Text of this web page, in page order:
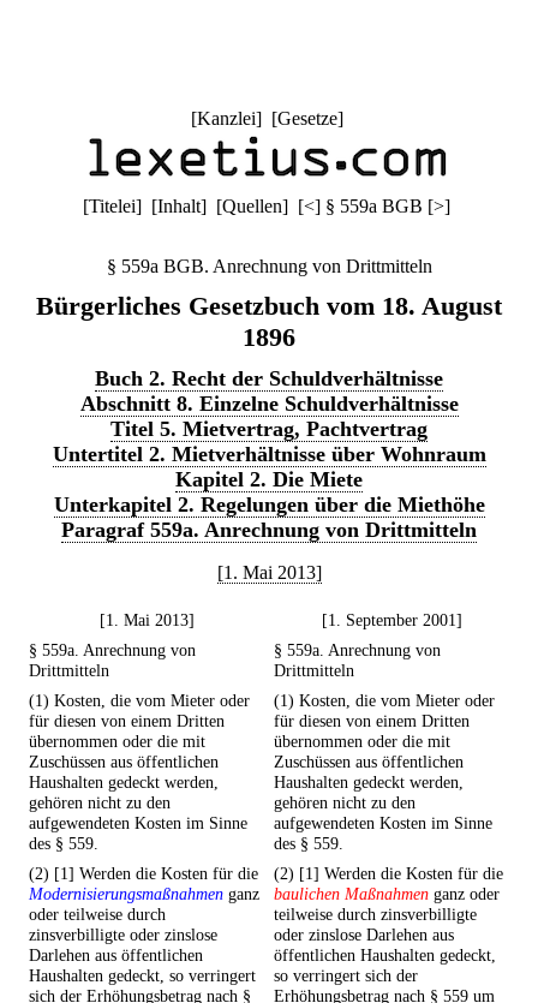
[Kanzlei] [Gesetze]
[Titelei] [Inhalt] [Quellen] [<] § 559a BGB [>]
§ 559a BGB. Anrechnung von Drittmitteln
Bürgerliches Gesetzbuch vom 18. August
1896
Buch 2. Recht der Schuldverhältnisse
Abschnitt 8. Einzelne Schuldverhältnisse
Titel 5. Mietvertrag, Pachtvertrag
Untertitel 2. Mietverhältnisse über Wohnraum
Kapitel 2. Die Miete
Unterkapitel 2. Regelungen über die Miethöhe
Paragraf 559a. Anrechnung von Drittmitteln
[1. Mai 2013]
[1. Mai 2013]
[1. September 2001]
§ 559a. Anrechnung von
Drittmitteln
§ 559a. Anrechnung von
Drittmitteln
(1) Kosten, die vom Mieter oder
für diesen von einem Dritten
übernommen oder die mit
Zuschüssen aus öffentlichen
Haushalten gedeckt werden,
gehören nicht zu den
aufgewendeten Kosten im Sinne
des § 559.
(1) Kosten, die vom Mieter oder
für diesen von einem Dritten
übernommen oder die mit
Zuschüssen aus öffentlichen
Haushalten gedeckt werden,
gehören nicht zu den
aufgewendeten Kosten im Sinne
des § 559.
(2) [1] Werden die Kosten für die
Modernisierungsmaßnahmen ganz
oder teilweise durch
zinsverbilligte oder zinslose
Darlehen aus öffentlichen
Haushalten gedeckt, so verringert
sich der Erhöhungsbetrag nach §
(2) [1] Werden die Kosten für die
baulichen Maßnahmen ganz oder
teilweise durch zinsverbilligte
oder zinslose Darlehen aus
öffentlichen Haushalten gedeckt,
so verringert sich der
Erhöhungsbetrag nach § 559 um